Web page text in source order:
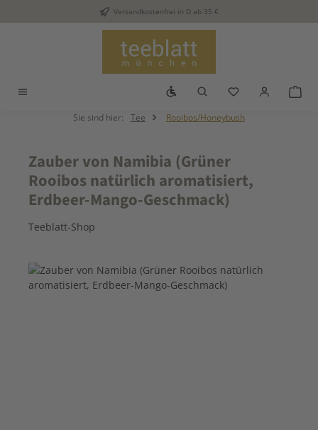
Zum Hauptinhalt springenVersandkostenfrei in D ab 35 €
Werkzeugleiste anzeigen
Du hast 0
Sie sind hier: Tee Rooibos/Honeybush
Zauber von Namibia (Grüner
Rooibos natürlich aromatisiert,
Erdbeer-Mango-Geschmack)
Teeblatt-Shop
Bildergalerie überspringen